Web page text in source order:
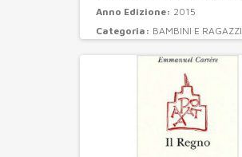
Anno Edizione: 2015
Categoria: BAMBINI E RAGAZZI